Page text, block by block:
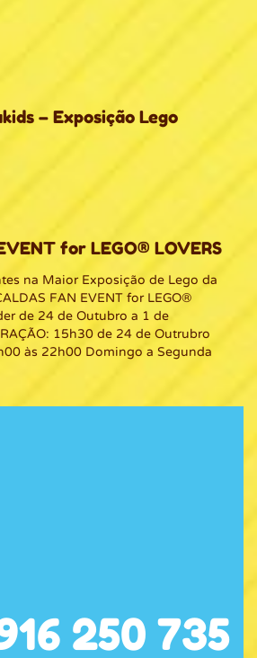
– Exposição Lego
for LEGO® LOVERS
na Maior Exposição de Lego da
FAN EVENT for LEGO®
de 24 de Outubro a 1 de
15h30 de 24 de Outrubro
às 22h00 Domingo a Segunda
250 735